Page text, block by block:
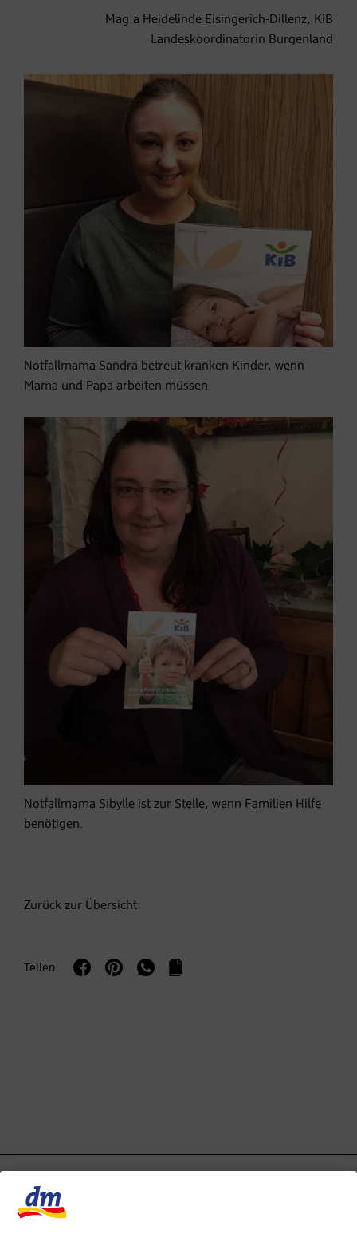
Mag.a Heidelinde Eisingerich-Dillenz, KiB
Landeskoordinatorin Burgenland
Notfallmama Sandra betreut kranken Kinder, wenn
Mama und Papa arbeiten müssen.
Notfallmama Sibylle ist zur Stelle, wenn Familien Hilfe
benötigen.
Zurück zur Übersicht
Teilen: